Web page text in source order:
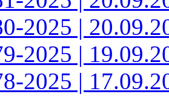
2025 |
2025 |
2025 |